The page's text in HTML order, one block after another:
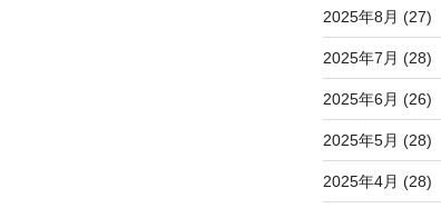
2025年8月 (27)
2025年7月 (28)
2025年6月 (26)
2025年5月 (28)
2025年4月 (28)